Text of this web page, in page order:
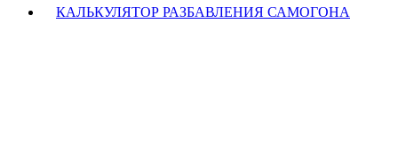
КАЛЬКУЛЯТОР РАЗБАВЛЕНИЯ САМОГОНА